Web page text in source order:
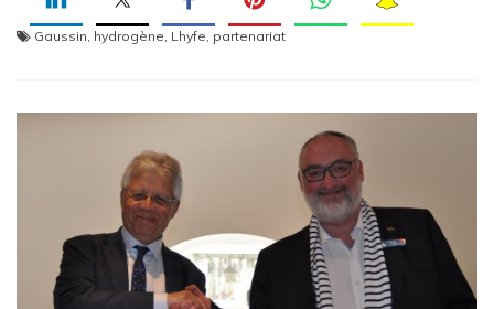
Gaussin, hydrogène, Lhyfe, partenariat